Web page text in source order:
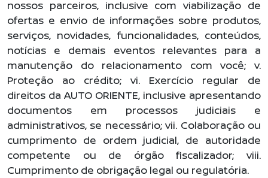
nossos parceiros, inclusive com viabilização de
ofertas e envio de informações sobre produtos,
serviços, novidades, funcionalidades, conteúdos,
notícias e demais eventos relevantes para a
manutenção do relacionamento com você; v.
Proteção ao crédito; vi. Exercício regular de
direitos da AUTO ORIENTE, inclusive apresentando
documentos em processos judiciais e
administrativos, se necessário; vii. Colaboração ou
cumprimento de ordem judicial, de autoridade
competente ou de órgão fiscalizador; viii.
Cumprimento de obrigação legal ou regulatória.